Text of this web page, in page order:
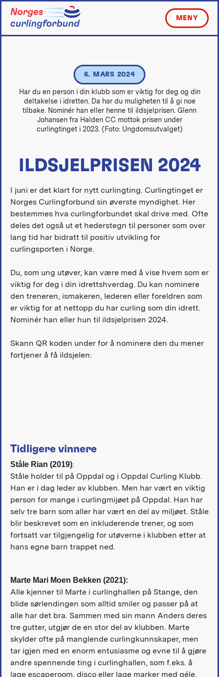
content
MENY
6. MARS 2024
Har du en person i din klubb som er viktig for deg og din
deltakelse i idretten. Da har du muligheten til å gi noe
tilbake. Nominér han eller henne til ildsjelprisen. Glenn
Johansen fra Halden CC mottok prisen under
curlingtinget i 2023. (Foto: Ungdomsutvalget)
ILDSJELPRISEN 2024
I juni er det klart for nytt curlingting. Curlingtinget er
Norges Curlingforbund sin øverste myndighet. Her
bestemmes hva curlingforbundet skal drive med. Ofte
deles det også ut et hederstegn til personer som over
lang tid har bidratt til positiv utvikling for
curlingsporten i Norge.
Du, som ung utøver, kan være med å vise hvem som er
viktig for deg i din idrettshverdag. Du kan nominere
den treneren, ismakeren, lederen eller foreldren som
er viktig for at nettopp du har curling som din idrett.
Nominér han eller hun til ildsjelprisen 2024.
Skann QR koden under for å nominere den du mener
fortjener å få ildsjelen:
Tidligere vinnere
Ståle Rian (2019):
Ståle holder til på Oppdal og i Oppdal Curling Klubb.
Han er i dag leder av klubben. Men har vært en viktig
person for mange i curlingmijøet på Oppdal. Han har
selv tre barn som aller har vært en del av miljøet. Ståle
blir beskrevet som en inkluderende trener, og som
fortsatt var tilgjengelig for utøverne i klubben etter at
hans egne barn trappet ned.
Marte Mari Moen Bekken (2021):
Alle kjenner til Marte i curlinghallen på Stange, den
blide sørlendingen som alltid smiler og passer på at
alle har det bra. Sammen med sin mann Anders deres
tre gutter, utgjør de en stor del av klubben. Marte
skylder ofte på manglende curlingkunnskaper, men
tar igjen med en enorm entusiasme og evne til å gjøre
andre spennende ting i curlinghallen, som f.eks. å
lage escaperoom, disco eller lage marker med géle.